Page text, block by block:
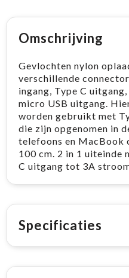
Omschrijving
Gevlochten nylon
verschillende
ingang, Type C
micro USB uitgang.
worden gebruikt met
die zijn opgenomen in
telefoons en MacBook
100 cm. 2 in 1 uiteinde
C uitgang tot 3A
Specificaties